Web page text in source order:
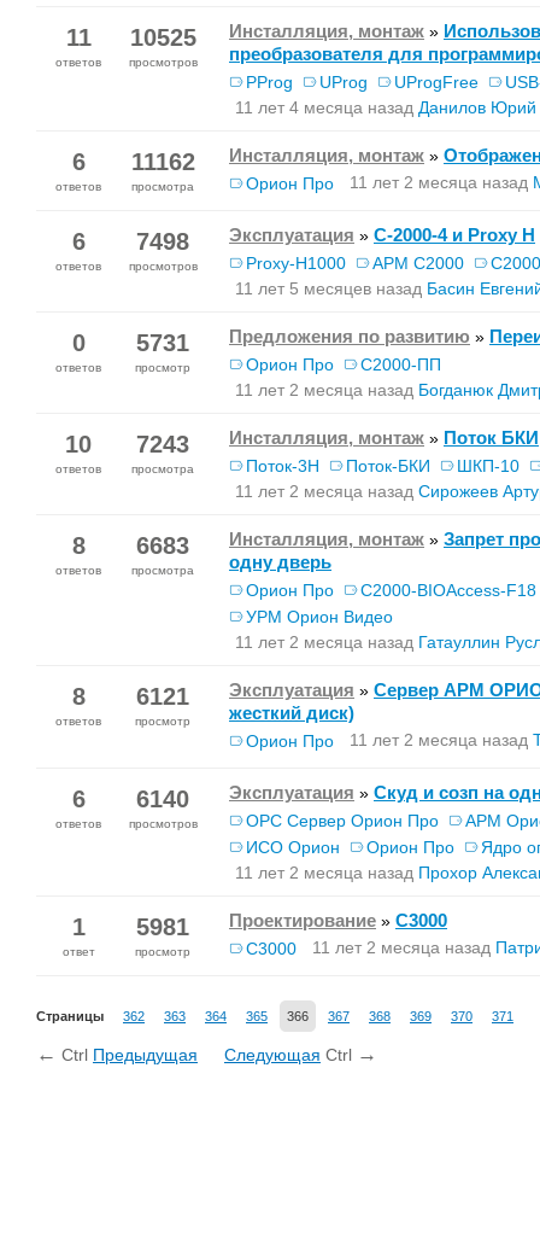
11
ответов
10525
просмотров
Инсталляция, монтаж »
преобразователя для
PProg UProg UProgFree
11 лет 4 месяца назад Данилов
6
ответов
11162
просмотра
Инсталляция, монтаж »
Орион Про 11 лет 2 месяца назад
6
ответов
7498
просмотров
Эксплуатация » С-2000-4 и Proxy H
Proxy-H1000 АРМ С2000
11 лет 5 месяцев назад Басин
0
ответов
5731
просмотр
Предложения по развитию »
Орион Про
С2000-ПП
11 лет 2 месяца назад Богданюк
10
ответов
7243
просмотра
Инсталляция, монтаж » Поток
Поток-3Н Поток-БКИ
ШКП-10
11 лет 2 месяца назад Сирожеев
8
ответов
6683
просмотра
Инсталляция, монтаж » Запрет
одну дверь
Орион Про
С2000-BIOAccess-F18
УРМ Орион Видео
11 лет 2 месяца назад Гатауллин
8
ответов
6121
просмотр
Эксплуатация » Сервер АРМ
жесткий диск)
Орион Про 11 лет 2 месяца назад
6
ответов
6140
просмотров
Эксплуатация » Скуд и созп на
OPC Сервер Орион Про
АРМ
ИСО Орион
Орион Про
Ядро
11 лет 2 месяца назад Прохор
1
ответ
5981
просмотр
Проектирование » С3000
С3000 11 лет 2 месяца назад
Страницы 362 363 364 365 366 367 368 369 370 371
← Ctrl Предыдущая Следующая Ctrl →